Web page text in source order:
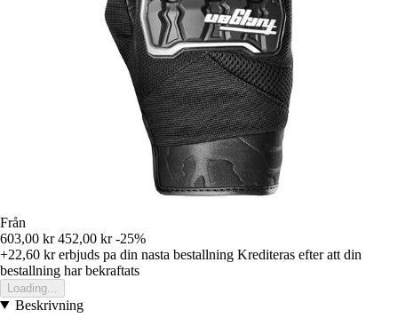
Från
603,00 kr 452,00 kr -25%
+22,60 krerbjuds pa din nasta bestallning Krediteras efter att din
bestallning har bekraftats
Loading...
Beskrivning